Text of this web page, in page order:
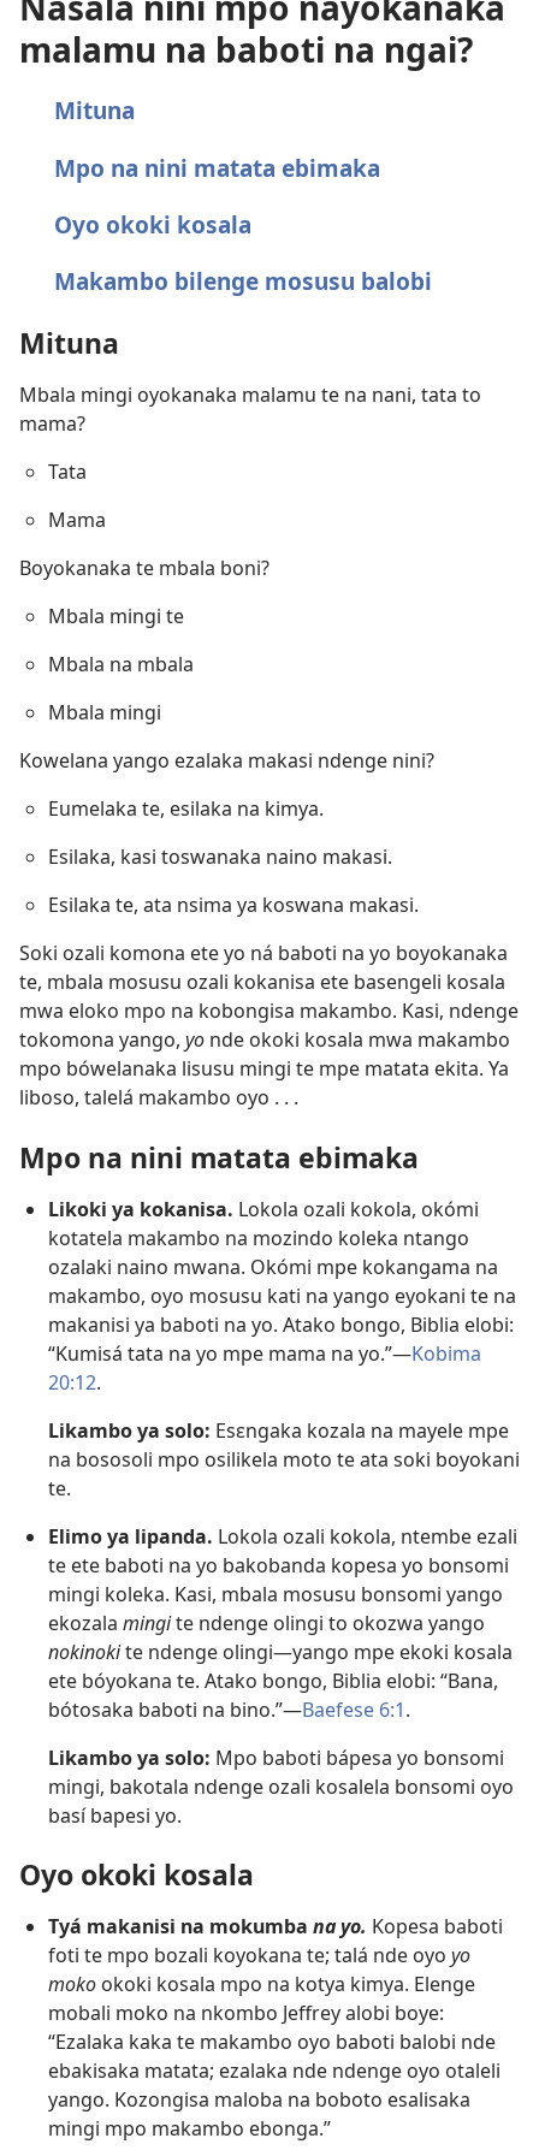
malamu na baboti na ngai?
Mituna
Mpo na nini matata ebimaka
Oyo okoki kosala
Makambo bilenge mosusu balobi
Mituna
Mbala mingi oyokanaka malamu te na nani, tata to
mama?
Tata
Mama
Boyokanaka te mbala boni?
Mbala mingi te
Mbala na mbala
Mbala mingi
Kowelana yango ezalaka makasi ndenge nini?
Eumelaka te, esilaka na kimya.
Esilaka, kasi toswanaka naino makasi.
Esilaka te, ata nsima ya koswana makasi.
Soki ozali komona ete yo ná baboti na yo boyokanaka
te, mbala mosusu ozali kokanisa ete basengeli kosala
mwa eloko mpo na kobongisa makambo. Kasi, ndenge
tokomona yango, yo nde okoki kosala mwa makambo
mpo bówelanaka lisusu mingi te mpe matata ekita. Ya
liboso, talelá makambo oyo . . .
Mpo na nini matata ebimaka
Likoki ya kokanisa. Lokola ozali kokola, okómi
kotatela makambo na mozindo koleka ntango
ozalaki naino mwana. Okómi mpe kokangama na
makambo, oyo mosusu kati na yango eyokani te na
makanisi ya baboti na yo. Atako bongo, Biblia elobi:
“Kumisá tata na yo mpe mama na yo.”​—Kobima
20:12.
Likambo ya solo: Esɛngaka kozala na mayele mpe
na bososoli mpo osilikela moto te ata soki boyokani
te.
Elimo ya lipanda. Lokola ozali kokola, ntembe ezali
te ete baboti na yo bakobanda kopesa yo bonsomi
mingi koleka. Kasi, mbala mosusu bonsomi yango
ekozala mingite ndenge olingi to okozwa yango
nokinokite ndenge olingi​—yango mpe ekoki kosala
ete bóyokana te. Atako bongo, Biblia elobi: “Bana,
bótosaka baboti na bino.”​—Baefese 6:1.
Likambo ya solo: Mpo baboti bápesa yo bonsomi
mingi, bakotala ndenge ozali kosalela bonsomi oyo
basí bapesi yo.
Oyo okoki kosala
Tyá makanisi na mokumba na yo. Kopesa baboti
foti te mpo bozali koyokana te; talá nde oyo yo
moko okoki kosala mpo na kotya kimya. Elenge
mobali moko na nkombo Jeffrey alobi boye:
“Ezalaka kaka te makambo oyo baboti balobi nde
ebakisaka matata; ezalaka nde ndenge oyo otaleli
yango. Kozongisa maloba na boboto esalisaka
mingi mpo makambo ebonga.”